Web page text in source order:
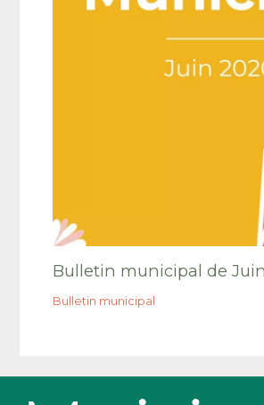
Bulletin municipal de
Bulletin municipal